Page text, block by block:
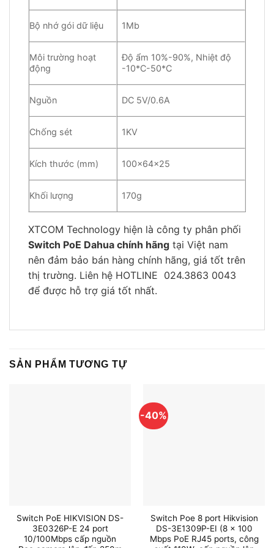
Bộ nhớ gói dữ liệu 1Mb
Môi trường hoạt
động
Độ ẩm 10%-90%, Nhiệt độ
-10*C-50*C
Nguồn DC 5V/0.6A
Chống sét 1KV
Kích thước (mm) 100x64x25
Khối lượng 170g
XTCOM Technology hiện là công ty phân phối
Switch PoE Dahua chính hãng tại Việt nam
nên đảm bảo bán hàng chính hãng, giá tốt trên
thị trường. Liên hệ HOTLINE 024.3863 0043
để được hỗ trợ giá tốt nhất.
SẢN PHẨM TƯƠNG TỰ
Switch PoE HIKVISION DS-
3E0326P-E 24 port
10/100Mbps cấp nguồn
-40%
Switch Poe 8 port Hikvision
DS-3E1309P-EI (8 × 100
Mbps PoE RJ45 ports, công